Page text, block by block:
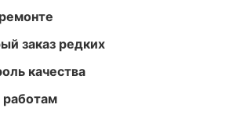
заказ редких
качества